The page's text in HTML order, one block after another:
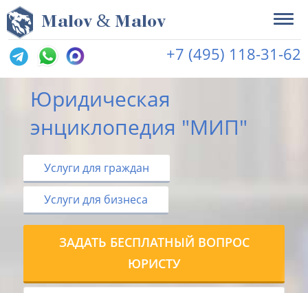
Malov & Malov
+7 (495) 118-31-62
Юридическая
энциклопедия "МИП"
Услуги для граждан
Услуги для бизнеса
ЗАДАТЬ БЕСПЛАТНЫЙ ВОПРОС
ЮРИСТУ